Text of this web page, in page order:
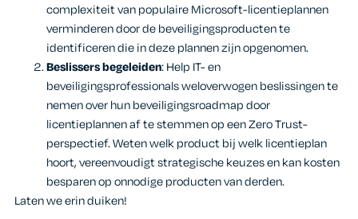
complexiteit van populaire Microsoft-licentieplannen
verminderen door de beveiligingsproducten te
identificeren die in deze plannen zijn opgenomen.
Beslissers begeleiden: Help IT- en
beveiligingsprofessionals weloverwogen beslissingen te
nemen over hun beveiligingsroadmap door
licentieplannen af te stemmen op een Zero Trust-
perspectief. Weten welk product bij welk licentieplan
hoort, vereenvoudigt strategische keuzes en kan kosten
besparen op onnodige producten van derden.
Laten we erin duiken!